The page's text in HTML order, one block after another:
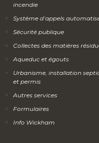
incendie
Système d’appels
Sécurité publique
Collectes des matières
Aqueduc et égouts
Urbanisme, installation
et permis
Autres services
Formulaires
Info Wickham